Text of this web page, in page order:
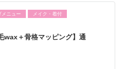
メニュー
メイク・着付
wax＋骨格マッピング】通